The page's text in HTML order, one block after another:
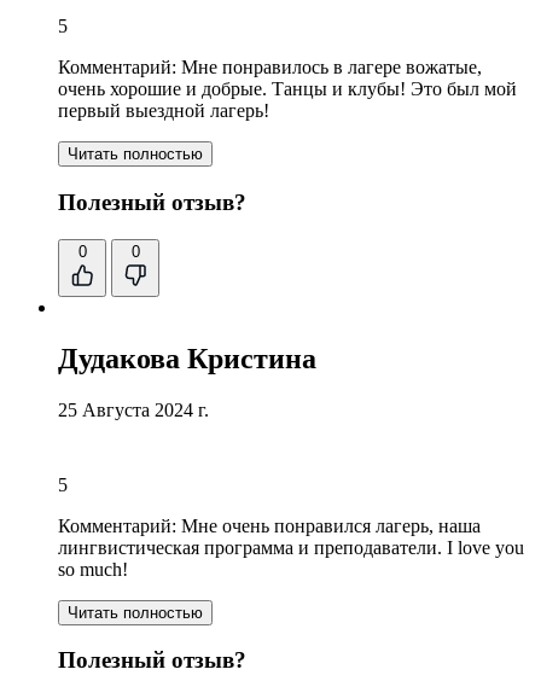
5
Комментарий: Мне понравилось в лагере вожатые,
очень хорошие и добрые. Танцы и клубы! Это был мой
первый выездной лагерь!
Читать полностью
Полезный отзыв?
0 0
Дудакова Кристина
25 Августа 2024 г.
5
Комментарий: Мне очень понравился лагерь, наша
лингвистическая программа и преподаватели. I love you
so much!
Читать полностью
Полезный отзыв?